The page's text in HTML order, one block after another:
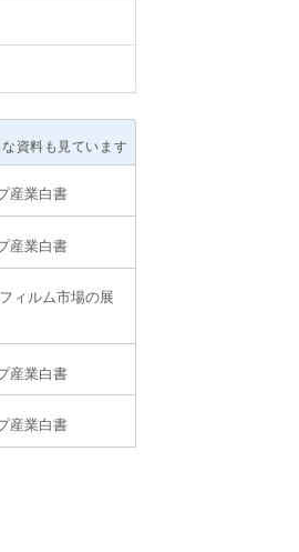
資料も見ています
産業白書
産業白書
ィルム市場の展
産業白書
産業白書